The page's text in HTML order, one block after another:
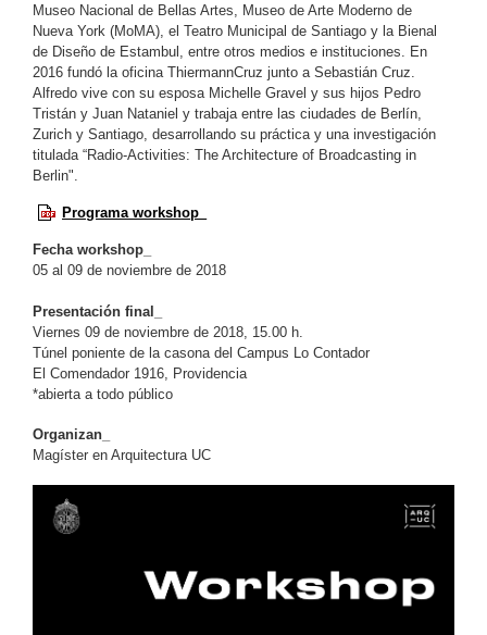
Museo Nacional de Bellas Artes, Museo de Arte Moderno de
Nueva York (MoMA), el Teatro Municipal de Santiago y la Bienal
de Diseño de Estambul, entre otros medios e instituciones. En
2016 fundó la oficina ThiermannCruz junto a Sebastián Cruz.
Alfredo vive con su esposa Michelle Gravel y sus hijos Pedro
Tristán y Juan Nataniel y trabaja entre las ciudades de Berlín,
Zurich y Santiago, desarrollando su práctica y una investigación
titulada “Radio-Activities: The Architecture of Broadcasting in
Berlin".
Programa workshop_
Fecha workshop_
05 al 09 de noviembre de 2018
Presentación final_
Viernes 09 de noviembre de 2018, 15.00 h.
Túnel poniente de la casona del Campus Lo Contador
El Comendador 1916, Providencia
*abierta a todo público
Organizan_
Magíster en Arquitectura UC